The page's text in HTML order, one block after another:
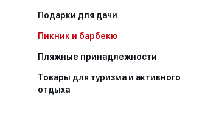
Подарки для дачи
Пикник и барбекю
Пляжные принадлежности
Товары для туризма и активного
отдыха